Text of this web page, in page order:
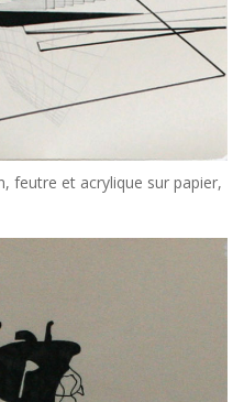
feutre et acrylique sur papier,